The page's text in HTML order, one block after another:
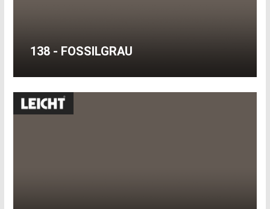
138 - FOSSILGRAU